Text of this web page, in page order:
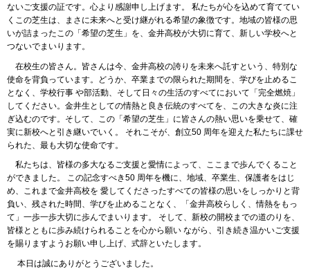
ないご支援の証です。心より感謝申し上げます。 私たちが心を込めて育ててい
くこの芝生は、まさに未来へと受け継がれる希望の象徴です。地域の皆様の思
いが詰まったこの「希望の芝生」を、金井高校が大切に育て、新しい学校へと
つないでまいります。
在校生の皆さん。皆さんは今、金井高校の誇りを未来へ託すという、特別な
使命を背負っています。どうか、卒業までの限られた期間を、学びを止めるこ
となく、学校行事 や部活動、そして日々の生活のすべてにおいて「完全燃焼」
してください。金井生としての情熱と良き伝統のすべてを、この大きな炎に注
ぎ込むのです。そして、この「希望の芝生」に皆さんの熱い思いを乗せて、確
実に新校へと引き継いでいく。 それこそが、創立50 周年を迎えた私たちに課せ
られた、最も大切な使命です。
私たちは、皆様の多大なるご支援と愛情によって、ここまで歩んでくること
ができました。 この記念すべき50 周年を機に、地域、卒業生、保護者をはじ
め、これまで金井高校を 愛してくださったすべての皆様の思いをしっかりと背
負い、残された時間、学びを止めることなく、「金井高校らしく、情熱をもっ
て」一歩一歩大切に歩んでまいります。 そして、新校の開校までの道のりを、
皆様とともに歩み続けられることを心から願い ながら、引き続き温かいご支援
を賜りますようお願い申し上げ、式辞といたします。
本日は誠にありがとうございました。